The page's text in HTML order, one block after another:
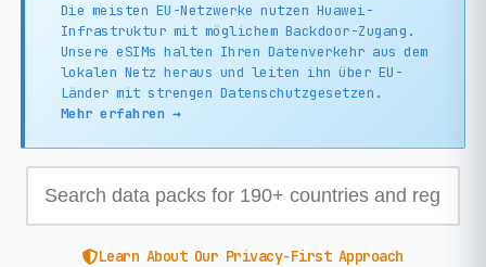
Die meisten EU-Netzwerke nutzen Huawei-
Infrastruktur mit möglichem Backdoor-Zugang.
Unsere eSIMs halten Ihren Datenverkehr aus dem
lokalen Netz heraus und leiten ihn über EU-
Länder mit strengen Datenschutzgesetzen.
Mehr erfahren →
Learn About Our Privacy-First Approach